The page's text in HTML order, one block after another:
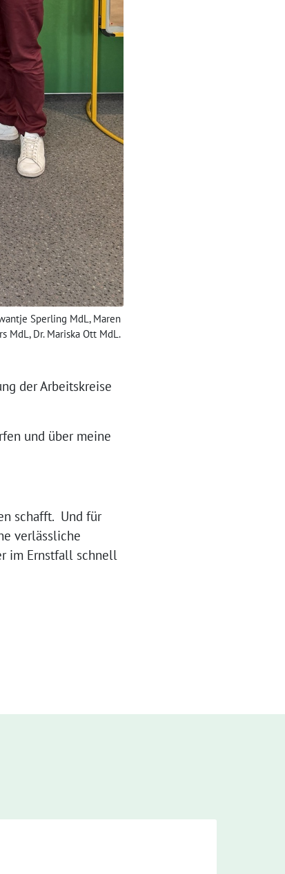
Sperling MdL, Maren
MdL, Dr. Mariska Ott MdL.
der Arbeitskreise
und über meine
schafft. Und für
verlässliche
im Ernstfall schnell